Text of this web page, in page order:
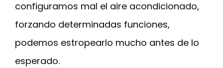
configuramos mal el aire acondicionado,
forzando determinadas funciones,
podemos estropearlo mucho antes de lo
esperado.